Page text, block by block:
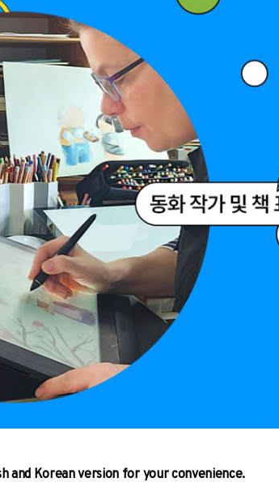
and Korean version for your convenience.